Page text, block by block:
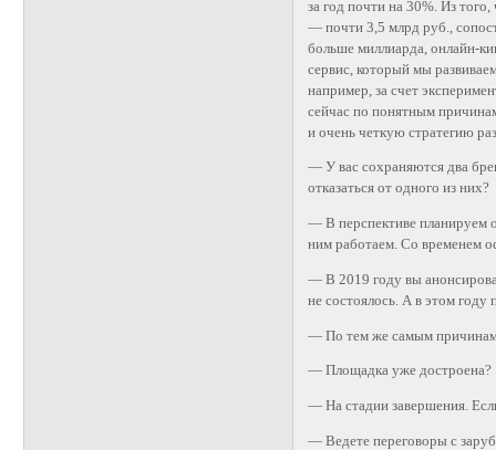
за год почти на 30%. Из
— почти 3,5 млрд руб.,
больше миллиарда, онлайн-
сервис, который мы
например, за счет
сейчас по понятным
и очень четкую стратегию
— У вас сохраняются два
отказаться от одного из них?
— В перспективе планируем
ним работаем. Со временем
— В 2019 году вы
не состоялось. А в этом году
— По тем же самым
— Площадка уже достроена?
— На стадии завершения.
— Ведете переговоры с